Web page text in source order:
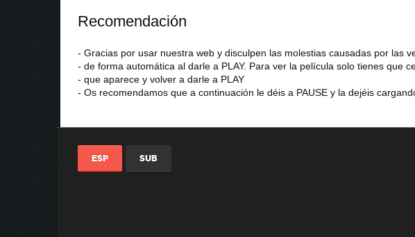
Recomendación
- Gracias por usar nuestra web y disculpen las molestias causadas por las
- de forma automática al darle a PLAY. Para ver la película solo tienes que
- que aparece y volver a darle a PLAY
- Os recomendamos que a continuación le déis a PAUSE y la dejéis
ESP SUB